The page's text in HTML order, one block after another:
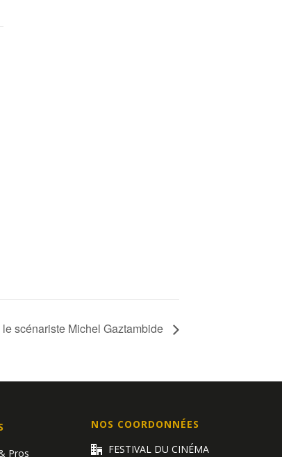
scénariste Michel Gaztambide
Pros
NOS COORDONNÉES
FESTIVAL DU CINÉMA